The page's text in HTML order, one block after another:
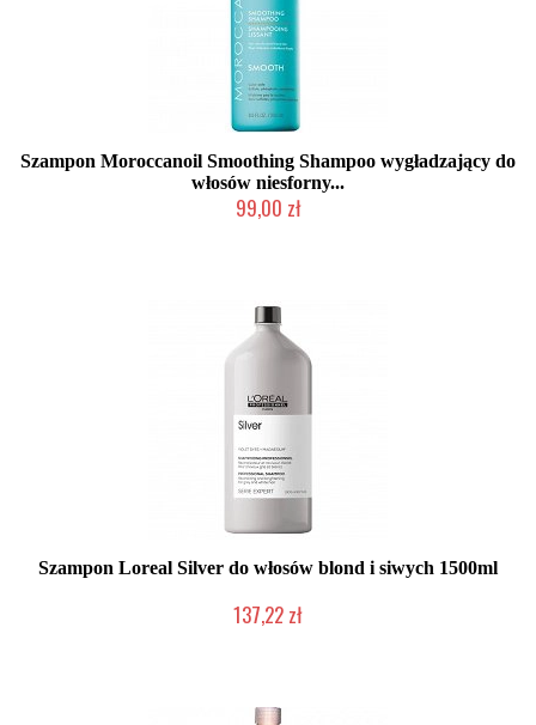
Szampon Moroccanoil Smoothing Shampoo wygładzający do
włosów niesforny...
99,00 zł
Szampon Loreal Silver do włosów blond i siwych 1500ml
137,22 zł